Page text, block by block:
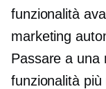
funzionalità
marketing
Passare a una
funzionalità